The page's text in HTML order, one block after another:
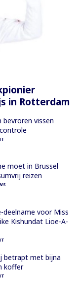
in Rotterdam
vissen
moet in Brussel
reizen
deelname voor Miss
Kishundat Lioe-A-
betrapt met bijna
koffer